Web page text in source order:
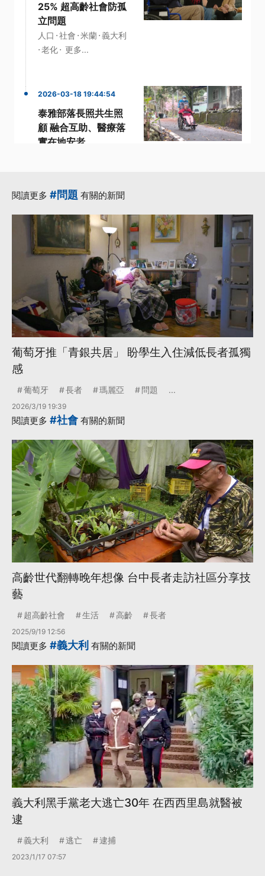
25% 超高齡社會防孤
立問題
人口 ·社會 ·米蘭·義大利
·老化· 更多...
2026-03-18 19:44:54
泰雅部落長照共生照
顧 融合互助、醫療落
實在地安老
閱讀更多 #問題 有關的新聞
葡萄牙推「青銀共居」 盼學生入住減低長者孤獨
感
葡萄牙 長者 瑪麗亞 問題 ...
2026/3/19 19:39
閱讀更多 #社會 有關的新聞
高齡世代翻轉晚年想像 台中長者走訪社區分享技
藝
超高齡社會 生活 高齡 長者
2025/9/19 12:56
閱讀更多 #義大利 有關的新聞
義大利黑手黨老大逃亡30年 在西西里島就醫被
逮
義大利 逃亡 逮捕
2023/1/17 07:57